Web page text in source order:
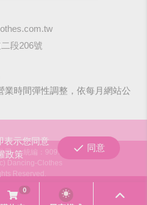
段206號
業時間彈性調整，依每月網站公
司
統編：90979680
Dancing-Clothes
Reserved.
表示您同意
政策
同意
0